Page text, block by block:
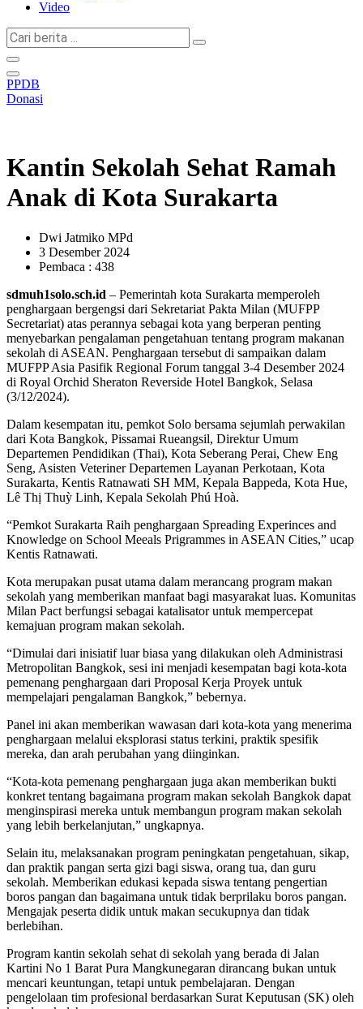
Video
Cari
berita
...
PPDB
Donasi
Kantin Sekolah Sehat Ramah
Anak di Kota Surakarta
Dwi Jatmiko MPd
3 Desember 2024
Pembaca : 438
sdmuh1solo.sch.id – Pemerintah kota Surakarta memperoleh
penghargaan bergengsi dari Sekretariat Pakta Milan (MUFPP
Secretariat) atas perannya sebagai kota yang berperan penting
menyebarkan pengalaman pengetahuan tentang program makanan
sekolah di ASEAN. Penghargaan tersebut di sampaikan dalam
MUFPP Asia Pasifik Regional Forum tanggal 3-4 Desember 2024
di Royal Orchid Sheraton Reverside Hotel Bangkok, Selasa
(3/12/2024).
Dalam kesempatan itu, pemkot Solo bersama sejumlah perwakilan
dari Kota Bangkok, Pissamai Rueangsil, Direktur Umum
Departemen Pendidikan (Thai), Kota Seberang Perai, Chew Eng
Seng, Asisten Veteriner Departemen Layanan Perkotaan, Kota
Surakarta, Kentis Ratnawati SH MM, Kepala Bappeda, Kota Hue,
Lê Thị Thuỳ Linh, Kepala Sekolah Phú Hoà.
“Pemkot Surakarta Raih penghargaan Spreading Experinces and
Knowledge on School Meeals Prigrammes in ASEAN Cities,” ucap
Kentis Ratnawati.
Kota merupakan pusat utama dalam merancang program makan
sekolah yang memberikan manfaat bagi masyarakat luas. Komunitas
Milan Pact berfungsi sebagai katalisator untuk mempercepat
kemajuan program makan sekolah.
“Dimulai dari inisiatif luar biasa yang dilakukan oleh Administrasi
Metropolitan Bangkok, sesi ini menjadi kesempatan bagi kota-kota
pemenang penghargaan dari Proposal Kerja Proyek untuk
mempelajari pengalaman Bangkok,” bebernya.
Panel ini akan memberikan wawasan dari kota-kota yang menerima
penghargaan melalui eksplorasi status terkini, praktik spesifik
mereka, dan arah perubahan yang diinginkan.
“Kota-kota pemenang penghargaan juga akan memberikan bukti
konkret tentang bagaimana program makan sekolah Bangkok dapat
menginspirasi mereka untuk membangun program makan sekolah
yang lebih berkelanjutan,” ungkapnya.
Selain itu, melaksanakan program peningkatan pengetahuan, sikap,
dan praktik pangan serta gizi bagi siswa, orang tua, dan guru
sekolah. Memberikan edukasi kepada siswa tentang pengertian
boros pangan dan bagaimana untuk tidak berprilaku boros pangan.
Mengajak peserta didik untuk makan secukupnya dan tidak
berlebihan.
Program kantin sekolah sehat di sekolah yang berada di Jalan
Kartini No 1 Barat Pura Mangkunegaran dirancang bukan untuk
mencari keuntungan, tetapi untuk pembelajaran. Dengan
pengelolaan tim profesional berdasarkan Surat Keputusan (SK) oleh